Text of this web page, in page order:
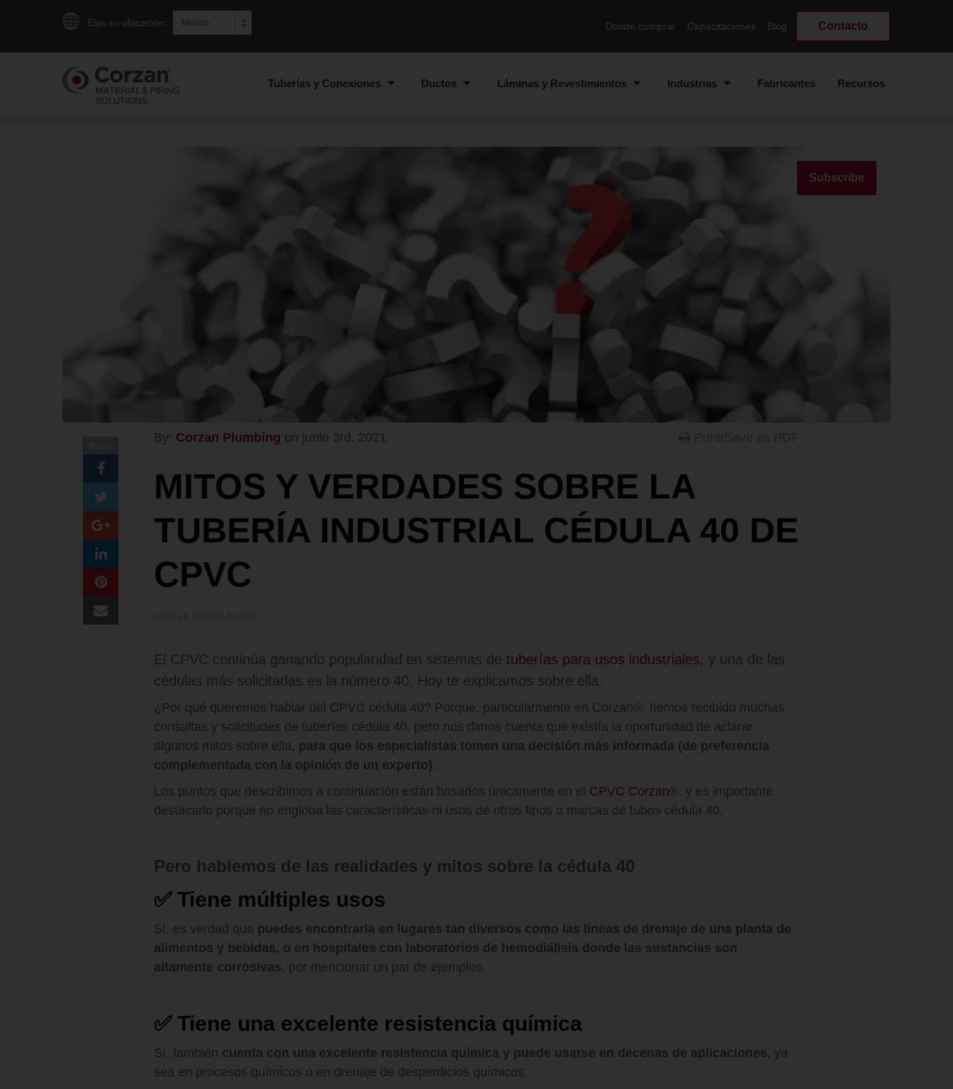
Elija su ubicación: Donde comprar Capacitaciones Blog Contacto
Tuberías y Conexiones Ductos Láminas y Revestimientos Industrias Fabricantes Recursos
Subscribe
By: Corzan Plumbing on junio 3rd, 2021
MITOS Y VERDADES SOBRE LA
TUBERÍA INDUSTRIAL CÉDULA 40 DE
CPVC
El CPVC continúa ganando popularidad en sistemas detuberías para usos industriales, y una de las
cédulas más solicitadas es la número 40. Hoy te explicamos sobre ella.
¿Por qué queremos hablar del CPVC cédula 40? Porque, particularmente en Corzan®, hemos recibido muchas
consultas y solicitudes de tuberías cédula 40, pero nos dimos cuenta que existía la oportunidad de aclarar
algunos mitos sobre ella, para que los especialistas tomen una decisión más informada (de preferencia
complementada con la opinión de un experto).
Los puntos que describimos a continuación están basados únicamente en el CPVC Corzan®, y es importante
destacarlo porque no engloba las características ni usos de otros tipos o marcas de tubos cédula 40.
Pero hablemos de las realidades y mitos sobre la cédula 40
✅ Tiene múltiples usos
Sí, es verdad que puedes encontrarla en lugares tan diversos como las líneas de drenaje de una planta de
alimentos y bebidas, o en hospitales con laboratorios de hemodiálisis donde las sustancias son
altamente corrosivas, por mencionar un par de ejemplos.
✅ Tiene una excelente resistencia química
Sí, también cuenta con una excelente resistencia química y puede usarse en decenas de aplicaciones, ya
sea en procesos químicos o en drenaje de desperdicios químicos.